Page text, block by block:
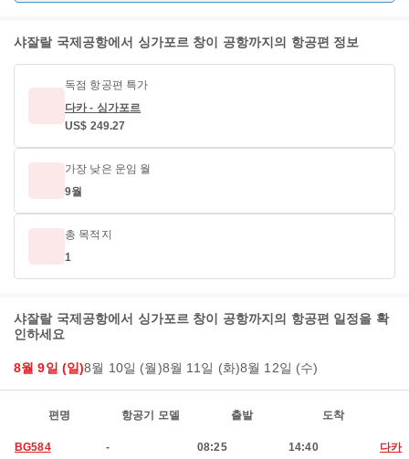
샤잘랄 국제공항에서 싱가포르 창이 공항까지의 항공편 정보
독점 항공편 특가
다카 - 싱가포르
US$ 249.27
가장 낮은 운임 월
9월
총 목적지
1
샤잘랄 국제공항에서 싱가포르 창이 공항까지의 항공편 일정을 확
인하세요
8월 9일 (일)8월 10일 (월)8월 11일 (화)8월 12일 (수)
편명 항공기 모델 출발 도착
BG584 - 08:25 14:40 다카